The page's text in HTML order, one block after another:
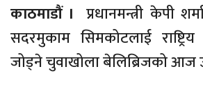
काठमाडौं ।प्रधानमन्त्री केपी
सदरमुकाम सिमकोटलाई
जोड्ने चुवाखोला बेलिब्रिजको आज